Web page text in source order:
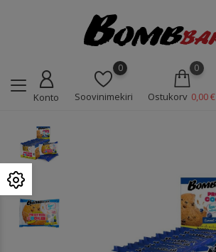
Konto
0
Soovinimekiri
0
Ostukorv 0,00 €